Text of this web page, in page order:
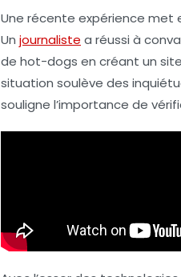
Une récente expérience met
Un journaliste a réussi à
de hot-dogs en créant un
situation soulève des
souligne l’importance de